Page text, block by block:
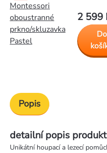
Montessori
oboustranné
prkno/skluzavka
Pastel
2 599
Do
Popis
detailní popis
Unikátní houpací a lezecí